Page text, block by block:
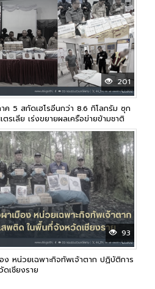
201
ค 5 สกัดเฮโรอีนกว่า 8.6 กิโลกรัม ซุก
เลีย เร่งขยายผลเครือข่ายข้ามชาติ
93
ง หน่วยเฉพาะกิจทัพเจ้าตาก ปฏิบัติการ
เชียงราย